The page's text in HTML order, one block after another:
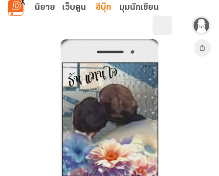
ข้ามไปยังเนื้อหาหลัก
นิยาย เว็บตูน อีบุ๊ก มุมนักเขียน